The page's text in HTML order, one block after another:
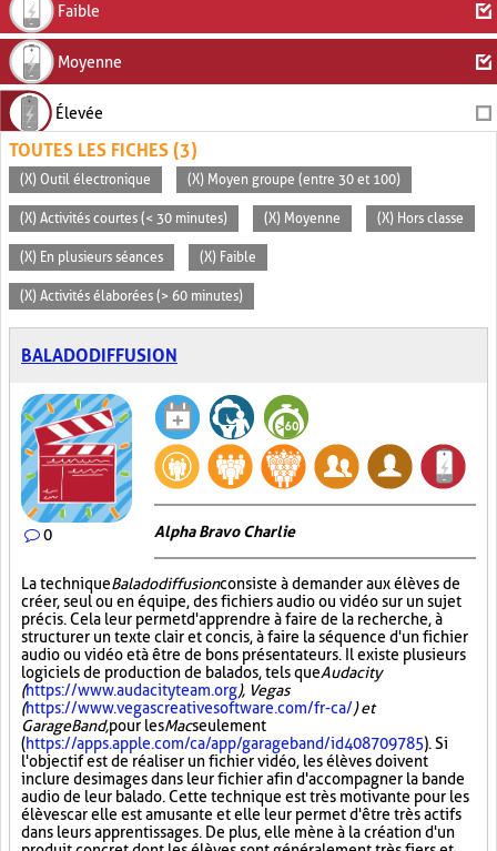
Faible
Moyenne
Élevée
TOUTES LES FICHES (3)
(X) Outil électronique (X) Moyen groupe (entre 30 et 100)
(X) Activités courtes (< 30 minutes) (X) Moyenne (X) Hors classe
(X) En plusieurs séances (X) Faible
(X) Activités élaborées (> 60 minutes)
BALADODIFFUSION
0 Alpha Bravo Charlie
La techniqueBaladodiffusionconsiste à demander aux élèves de
créer, seul ou en équipe, des fichiers audio ou vidéo sur un sujet
précis. Cela leur permet d'apprendre à faire de la recherche, à
structurer un texte clair et concis, à faire la séquence d'un fichier
audio ou vidéo et à être de bons présentateurs. Il existe plusieurs
logiciels de production de balados, tels queAudacity
(https://www.audacityteam.org), Vegas
(https://www.vegascreativesoftware.com/fr-ca/) et
GarageBand,pour lesMacseulement
(https://apps.apple.com/ca/app/garageband/id408709785). Si
l'objectif est de réaliser un fichier vidéo, les élèves doivent
inclure des images dans leur fichier afin d'accompagner la bande
audio de leur balado. Cette technique est très motivante pour les
élèves car elle est amusante et elle leur permet d'être très actifs
dans leurs apprentissages. De plus, elle mène à la création d'un